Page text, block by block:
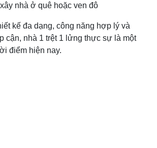
nhà ở quê hoặc ven đô
kế đa dạng, công năng hợp lý và
cận, nhà 1 trệt 1 lửng thực sự là một
điểm hiện nay.